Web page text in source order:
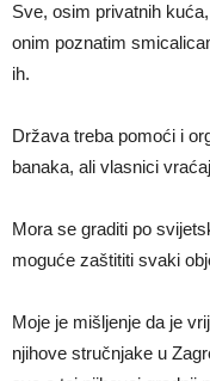
Sve, osim privatnih
onim poznatim
ih.
Država treba pomoći i
banaka, ali vlasnici
Mora se graditi po
moguće zaštititi svaki
Moje je mišljenje da je
njihove stručnjake u